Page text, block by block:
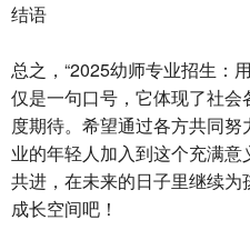
结语
总之，“2025幼师专业招生：
仅是一句口号，它体现了社
度期待。希望通过各方共同
业的年轻人加入到这个充满
共进，在未来的日子里继续
成长空间吧！